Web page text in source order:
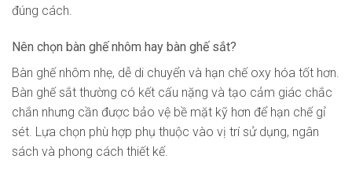
đúng cách.
Nên chọn bàn ghế nhôm hay bàn ghế sắt?
Bàn ghế nhôm nhẹ, dễ di chuyển và hạn chế oxy hóa tốt hơn.
Bàn ghế sắt thường có kết cấu nặng và tạo cảm giác chắc
chắn nhưng cần được bảo vệ bề mặt kỹ hơn để hạn chế gỉ
sét. Lựa chọn phù hợp phụ thuộc vào vị trí sử dụng, ngân
sách và phong cách thiết kế.